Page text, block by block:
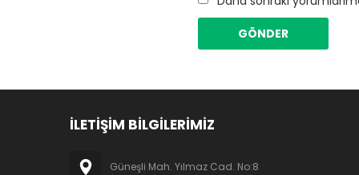
İLETİŞİM BİLGİLERİMİZ
Güneşli Mah. Yılmaz Cad. No:8